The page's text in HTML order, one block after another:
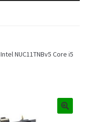
Intel NUC11TNBv5 Core i5